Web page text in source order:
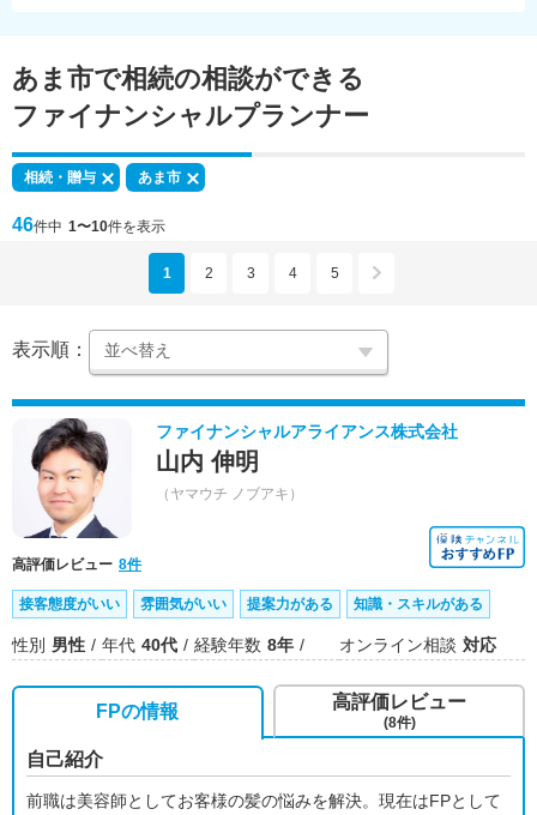
あま市で相続の相談ができる
ファイナンシャルプランナー
相続・贈与 あま市
46件中 1〜10件を表示
1 2 3 4 5
表示順：
ファイナンシャルアライアンス株式会社
山内 伸明
（ヤマウチ ノブアキ）
高評価レビュー 8件
接客態度がいい 雰囲気がいい 提案力がある 知識・スキルがある
性別 男性 年代 40代 経験年数 8年 オンライン相談 対応
FPの情報
自己紹介
前職は美容師としてお客様の髪の悩みを解決。現在はFPとして
高評価レビュー
(8件)